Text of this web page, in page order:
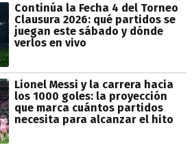
Continúa la Fecha 4 del Torneo
Clausura 2026: qué partidos se
juegan este sábado y dónde
verlos en vivo
Lionel Messi y la carrera hacia
los 1000 goles: la proyección
que marca cuántos partidos
necesita para alcanzar el hito